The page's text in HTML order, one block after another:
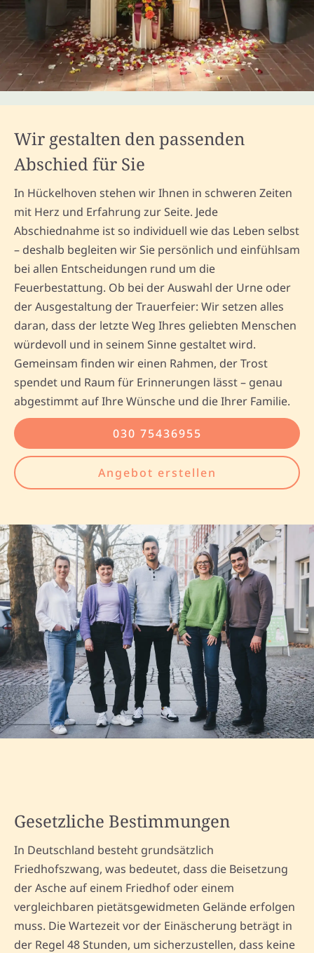
Wir gestalten den passenden
Abschied für Sie
In Hückelhoven stehen wir Ihnen in schweren Zeiten
mit Herz und Erfahrung zur Seite. Jede
Abschiednahme ist so individuell wie das Leben selbst
– deshalb begleiten wir Sie persönlich und einfühlsam
bei allen Entscheidungen rund um die
Feuerbestattung. Ob bei der Auswahl der Urne oder
der Ausgestaltung der Trauerfeier: Wir setzen alles
daran, dass der letzte Weg Ihres geliebten Menschen
würdevoll und in seinem Sinne gestaltet wird.
Gemeinsam finden wir einen Rahmen, der Trost
spendet und Raum für Erinnerungen lässt – genau
abgestimmt auf Ihre Wünsche und die Ihrer Familie.
030 75436955
Angebot erstellen
Gesetzliche Bestimmungen
In Deutschland besteht grundsätzlich
Friedhofszwang, was bedeutet, dass die Beisetzung
der Asche auf einem Friedhof oder einem
vergleichbaren pietätsgewidmeten Gelände erfolgen
muss. Die Wartezeit vor der Einäscherung beträgt in
der Regel 48 Stunden, um sicherzustellen, dass keine